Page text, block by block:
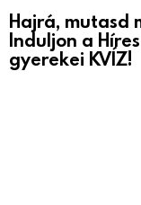
Hajrá, mutasd
Induljon a
gyerekei KVÍZ!